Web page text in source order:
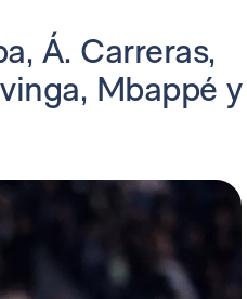
Á. Carreras,
Mbappé y